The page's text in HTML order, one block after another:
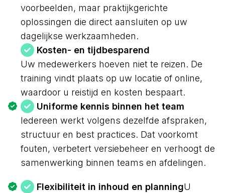
voorbeelden, maar praktijkgerichte
oplossingen die direct aansluiten op uw
dagelijkse werkzaamheden.
Kosten- en tijdbesparend
Uw medewerkers hoeven niet te reizen. De
training vindt plaats op uw locatie of online,
waardoor u reistijd en kosten bespaart.
Uniforme kennis binnen het team
Iedereen werkt volgens dezelfde afspraken,
structuur en best practices. Dat voorkomt
fouten, verbetert versiebeheer en verhoogt de
samenwerking binnen teams en afdelingen.
Flexibiliteit in inhoud en planningU